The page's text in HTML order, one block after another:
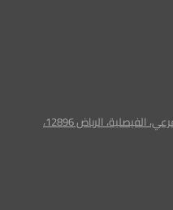
العنوان : 4056 الطريق الدائري الجنوبي الفرعي، الفيصلية، الرياض 12896،